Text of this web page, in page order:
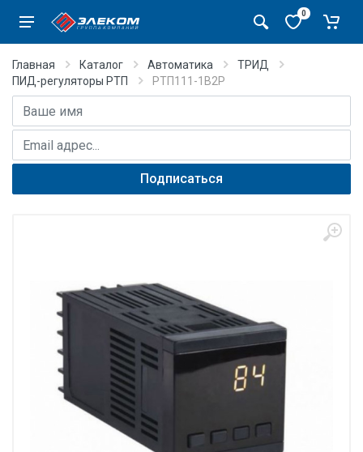
0
Главная Каталог Автоматика
ТРИД
ПИД-регуляторы РТП
РТП111-1В2Р
Имя
E-mail адрес
Подписаться